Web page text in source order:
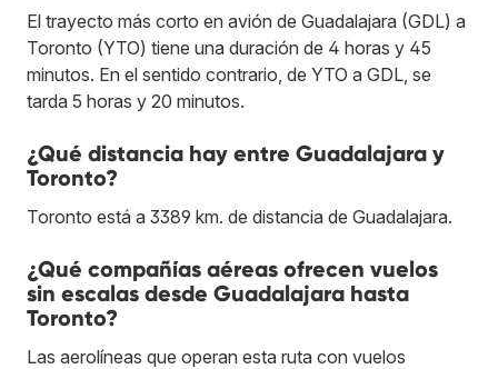
El trayecto más corto en avión de Guadalajara (GDL) a
Toronto (YTO) tiene una duración de 4 horas y 45
minutos. En el sentido contrario, de YTO a GDL, se
tarda 5 horas y 20 minutos.
¿Qué distancia hay entre Guadalajara y
Toronto?
Toronto está a 3389 km. de distancia de Guadalajara.
¿Qué compañías aéreas ofrecen vuelos
sin escalas desde Guadalajara hasta
Toronto?
Las aerolíneas que operan esta ruta con vuelos